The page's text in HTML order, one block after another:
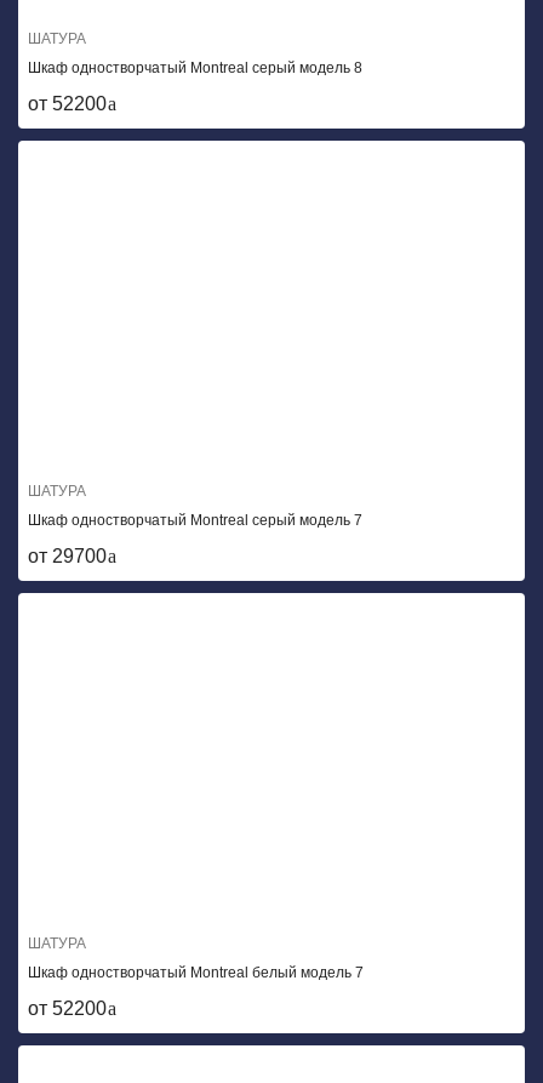
ШАТУРА
Шкаф одностворчатый Montreal серый модель 8
от 52200
ШАТУРА
Шкаф одностворчатый Montreal серый модель 7
от 29700
ШАТУРА
Шкаф одностворчатый Montreal белый модель 7
от 52200